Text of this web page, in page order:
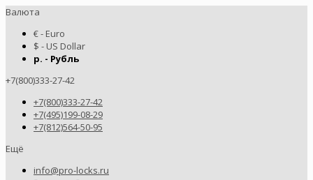
Валюта
€ - Euro
$ - US Dollar
р. - Рубль
+7(800)333-27-42
+7(800)333-27-42
+7(495)199-08-29
+7(812)564-50-95
Ещё
info@pro-locks.ru